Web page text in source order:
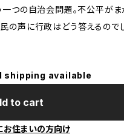
つの自治会問題。不公平がま
の声に行政はどう答えるので
shipping available
to cart
お住まいの方向け